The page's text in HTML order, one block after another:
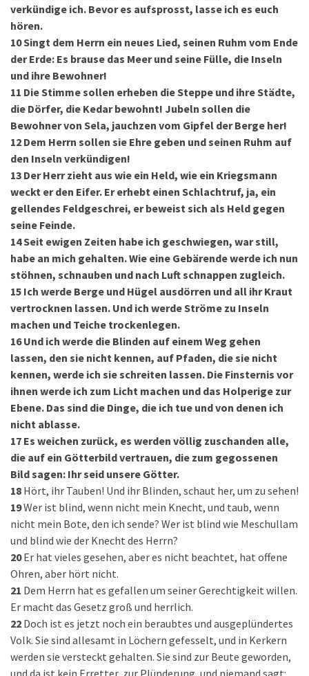
verkündige ich. Bevor es aufsprosst, lasse ich es euch
hören.
10Singt dem Herrn ein neues Lied, seinen Ruhm vom Ende
der Erde: Es brause das Meer und seine Fülle, die Inseln
und ihre Bewohner!
11 Die Stimme sollen erheben die Steppe und ihre Städte,
die Dörfer, die Kedar bewohnt! Jubeln sollen die
Bewohner von Sela, jauchzen vom Gipfel der Berge her!
12 Dem Herrn sollen sie Ehre geben und seinen Ruhm auf
den Inseln verkündigen!
13 Der Herr zieht aus wie ein Held, wie ein Kriegsmann
weckt er den Eifer. Er erhebt einen Schlachtruf, ja, ein
gellendes Feldgeschrei, er beweist sich als Held gegen
seine Feinde.
14Seit ewigen Zeiten habe ich geschwiegen, war still,
habe an mich gehalten. Wie eine Gebärende werde ich nun
stöhnen, schnauben und nach Luft schnappen zugleich.
15 Ich werde Berge und Hügel ausdörren und all ihr Kraut
vertrocknen lassen. Und ich werde Ströme zu Inseln
machen und Teiche trockenlegen.
16 Und ich werde die Blinden auf einem Weg gehen
lassen, den sie nicht kennen, auf Pfaden, die sie nicht
kennen, werde ich sie schreiten lassen. Die Finsternis vor
ihnen werde ich zum Licht machen und das Holperige zur
Ebene. Das sind die Dinge, die ich tue und von denen ich
nicht ablasse.
17 Es weichen zurück, es werden völlig zuschanden alle,
die auf ein Götterbild vertrauen, die zum gegossenen
Bild sagen: Ihr seid unsere Götter.
18 Hört, ihr Tauben! Und ihr Blinden, schaut her, um zu sehen!
19Wer ist blind, wenn nicht mein Knecht, und taub, wenn
nicht mein Bote, den ich sende? Wer ist blind wie Meschullam
und blind wie der Knecht des Herrn?
20 Er hat vieles gesehen, aber es nicht beachtet, hat offene
Ohren, aber hört nicht.
21 Dem Herrn hat es gefallen um seiner Gerechtigkeit willen.
Er macht das Gesetz groß und herrlich.
22 Doch ist es jetzt noch ein beraubtes und ausgeplündertes
Volk. Sie sind allesamt in Löchern gefesselt, und in Kerkern
werden sie versteckt gehalten. Sie sind zur Beute geworden,
und da ist kein Erretter, zur Plünderung, und niemand sagt: